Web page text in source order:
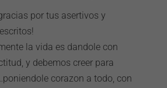
por tus asertivos y
la vida es dandole con
y debemos creer para
corazon a todo, con